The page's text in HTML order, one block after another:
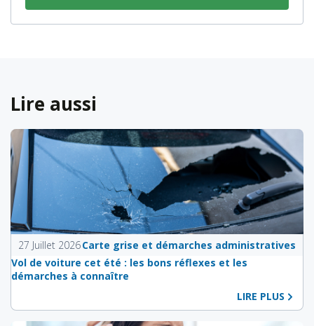
Lire aussi
27 Juillet 2026Carte grise et démarches administratives
Vol de voiture cet été : les bons réflexes et les
démarches à connaître
LIRE PLUS